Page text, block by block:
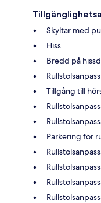
Skyltar med
Hiss
Bredd på
Tillgång till
Parkering för